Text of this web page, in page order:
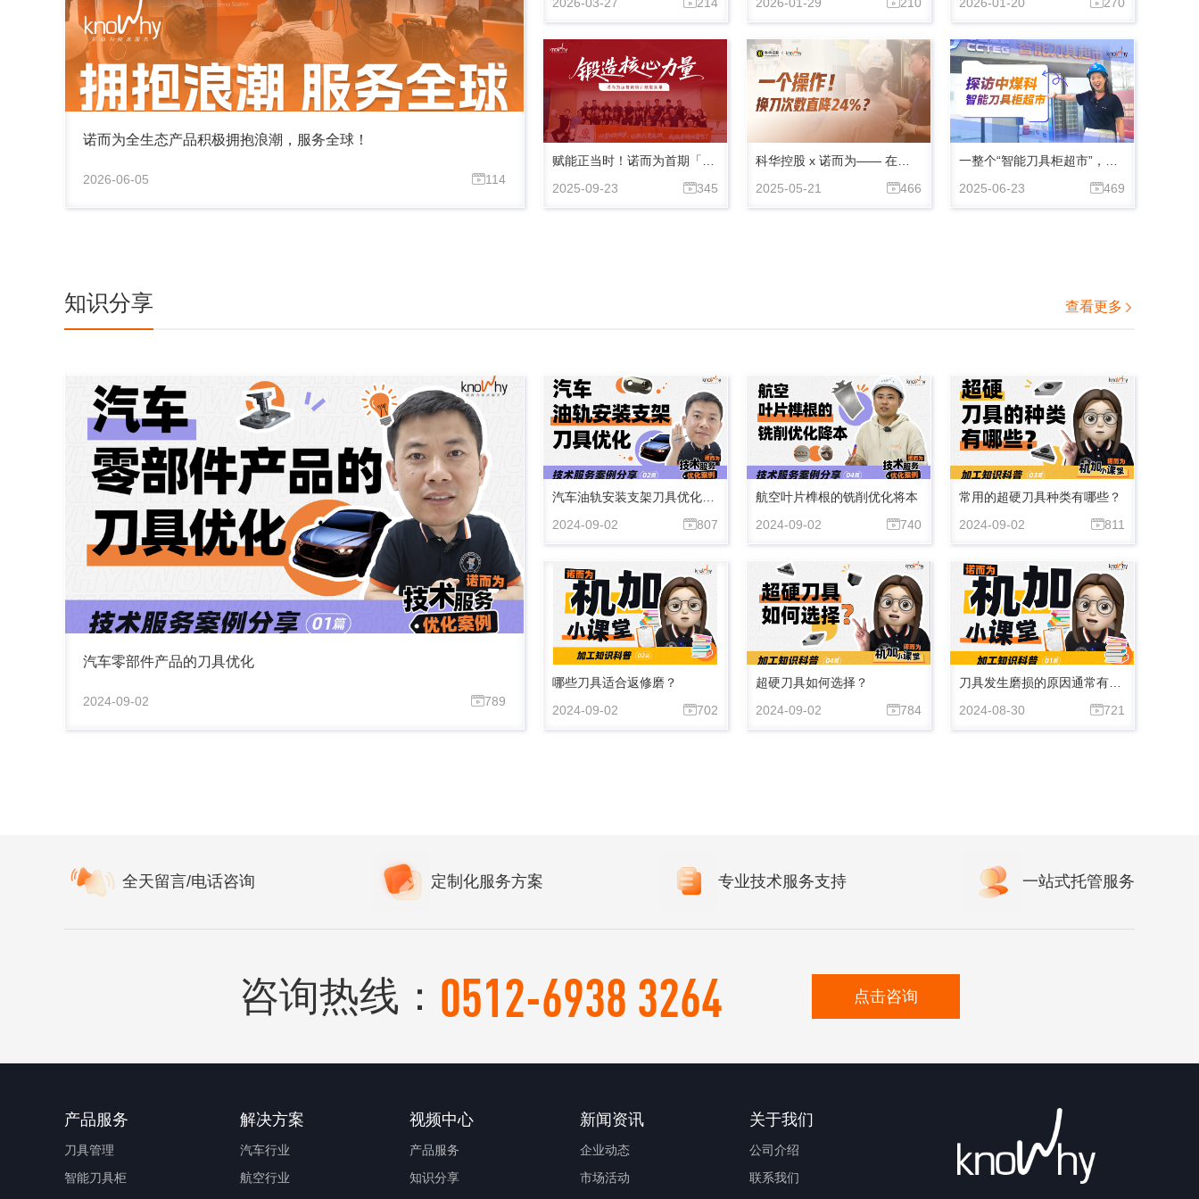
诺而为全生态产品积极拥抱浪潮，服务全球！
2026-06-05 114
  
2025-09-23
345
2025-05-21
466
2025-06-23
469
知识分享 查看更多 
汽车零部件产品的刀具优化
2024-09-02 789
2024-09-02
807
航空叶片榫根的铣削优化将本
2024-09-02
740
常用的超硬刀具种类有哪些？
2024-09-02
811
哪些刀具适合返修磨？
2024-09-02
702
超硬刀具如何选择？
2024-09-02
784
2024-08-30
721
全天留言/电话咨询 定制化服务方案 专业技术服务支持 一站式托管服务
咨询热线： 0512-6938 3264 点击咨询
产品服务
刀具管理
智能刀具柜
解决方案
汽车行业
航空行业
视频中心
产品服务
知识分享
新闻资讯
企业动态
市场活动
关于我们
公司介绍
联系我们